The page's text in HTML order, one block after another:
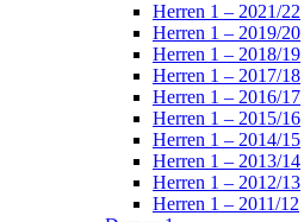
Herren 1 – 2021/22
Herren 1 – 2019/20
Herren 1 – 2018/19
Herren 1 – 2017/18
Herren 1 – 2016/17
Herren 1 – 2015/16
Herren 1 – 2014/15
Herren 1 – 2013/14
Herren 1 – 2012/13
Herren 1 – 2011/12